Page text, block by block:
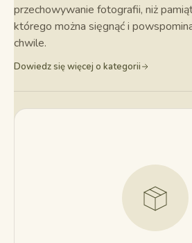
przechowywanie fotografii, niż
którego można sięgnąć i
chwile.
Dowiedz się więcej o kategorii